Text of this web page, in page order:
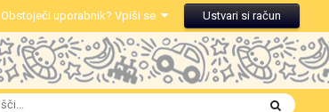
Obstoječi uporabnik? Vpiši se Ustvari si račun